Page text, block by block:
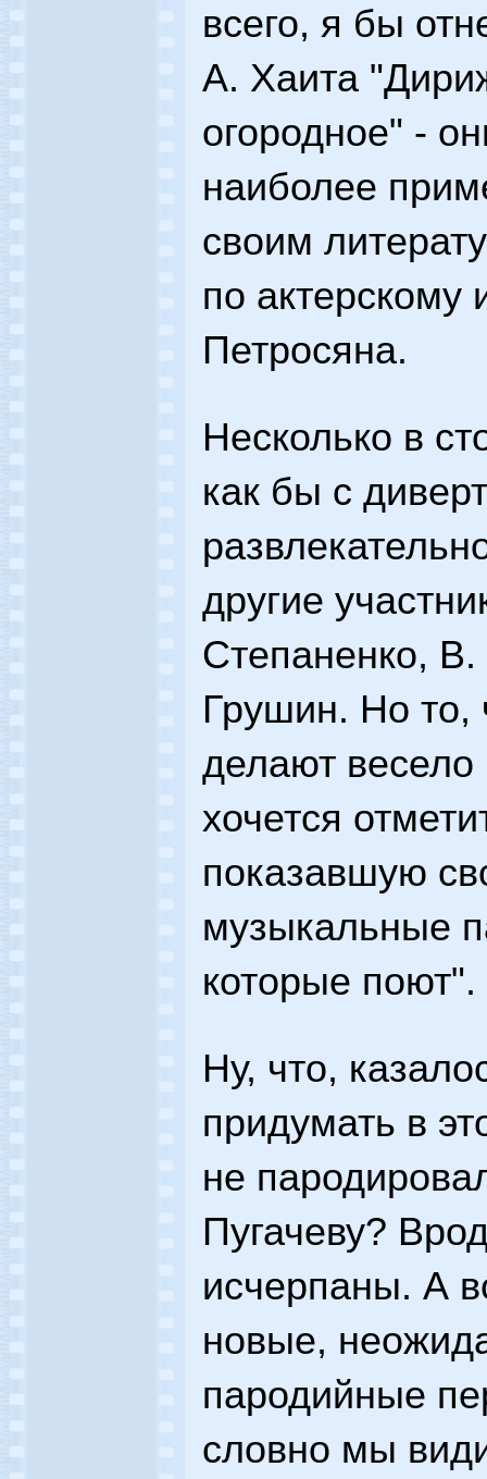
всего, я бы
А. Хаита
огородное" -
наиболее
своим
по
Петросяна.
Несколько в
как бы с
другие
Степаненко,
Грушин. Но то,
делают
хочется
показавшую
музыкальные
которые поют".
Ну, что,
придумать в
не
Пугачеву?
исчерпаны. А
новые,
пародийные
словно мы